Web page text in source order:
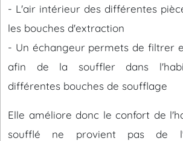
- L'air intérieur des différentes
les bouches d'extraction
- Un échangeur permets de filtrer
afin de la souffler dans
différentes bouches de soufflage
Elle améliore donc le confort de
soufflé ne provient pas de